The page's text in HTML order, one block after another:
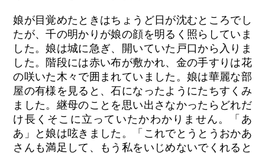
娘が目覚めたときはちょうど日が沈むところでし
たが、千の明かりが娘の顔を明るく照らしていま
した。娘は城に急ぎ、開いていた戸口から入りま
した。階段には赤い布が敷かれ、金の手すりは花
の咲いた木々で囲まれていました。娘は華麗な部
屋の有様を見ると、石になったようにたちすくみ
ました。継母のことを思い出さなかったらどれだ
け長くそこに立っていたかわかりません。「あ
あ」と娘は呟きました。「これでとうとうおかあ
さんも満足して、もう私をいじめないでくれると